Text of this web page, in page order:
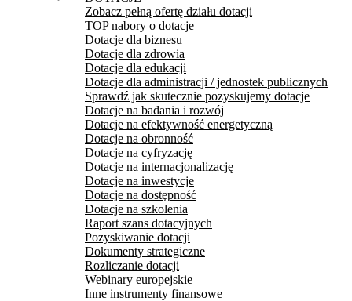
Zobacz pełną ofertę działu dotacji
TOP nabory o dotacje
Dotacje dla biznesu
Dotacje dla zdrowia
Dotacje dla edukacji
Dotacje dla administracji / jednostek publicznych
Sprawdź jak skutecznie pozyskujemy dotacje
Dotacje na badania i rozwój
Dotacje na efektywność energetyczną
Dotacje na obronność
Dotacje na cyfryzację
Dotacje na internacjonalizację
Dotacje na inwestycje
Dotacje na dostępność
Dotacje na szkolenia
Raport szans dotacyjnych
Pozyskiwanie dotacji
Dokumenty strategiczne
Rozliczanie dotacji
Webinary europejskie
Inne instrumenty finansowe